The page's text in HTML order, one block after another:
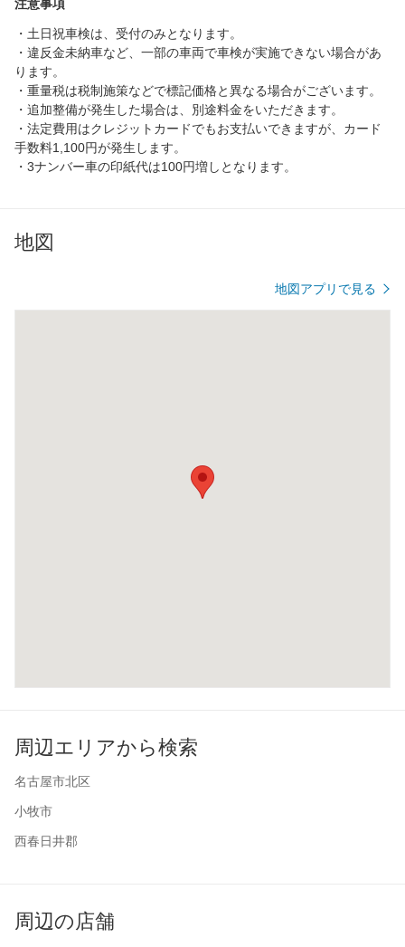
注意事項
・土日祝車検は、受付のみとなります。
・違反金未納車など、一部の車両で車検が実施できない場合があ
ります。
・重量税は税制施策などで標記価格と異なる場合がございます。
・追加整備が発生した場合は、別途料金をいただきます。
・法定費用はクレジットカードでもお支払いできますが、カード
手数料1,100円が発生します。
・3ナンバー車の印紙代は100円増しとなります。
地図
地図アプリで見る
周辺エリアから検索
名古屋市北区
小牧市
西春日井郡
周辺の店舗